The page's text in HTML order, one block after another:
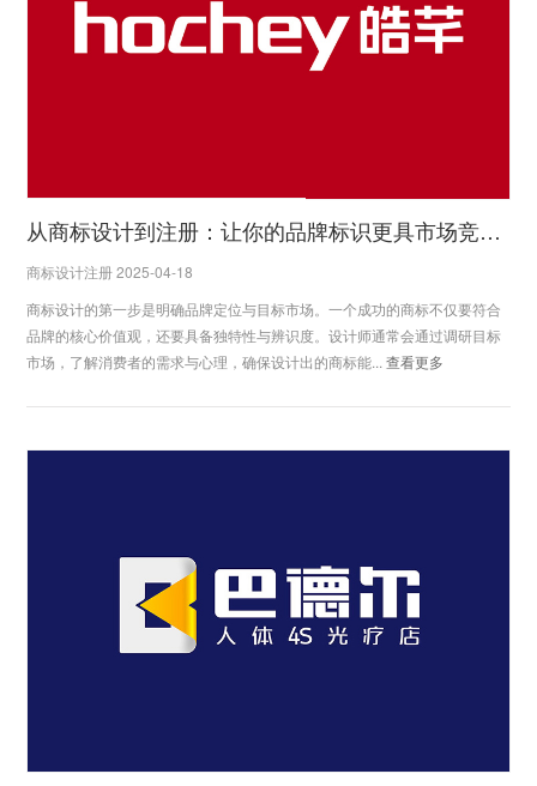
从商标设计到注册：让你的品牌标识更具市场竞争力
商标设计注册 2025-04-18
商标设计的第一步是明确品牌定位与目标市场。一个成功的商标不仅要符合
品牌的核心价值观，还要具备独特性与辨识度。设计师通常会通过调研目标
市场，了解消费者的需求与心理，确保设计出的商标能...查看更多